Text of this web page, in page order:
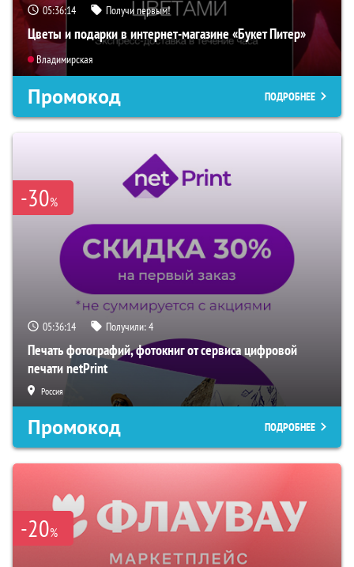
05:36:13 Получи первым!
Цветы и подарки в интернет-магазине «Букет Питер»
Владимирская
Промокод ПОДРОБНЕЕ
-30%
05:36:13 Получили:4
Печать фотографий, фотокниг от сервиса цифровой
печати netPrint
Россия
Промокод ПОДРОБНЕЕ
-20%